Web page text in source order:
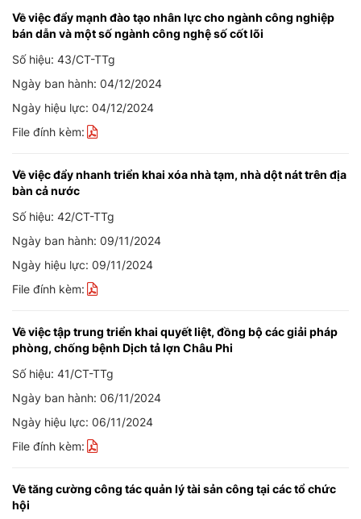
Về việc đẩy mạnh đào tạo nhân lực cho ngành công nghiệp
bán dẫn và một số ngành công nghệ số cốt lõi
Số hiệu: 43/CT-TTg
Ngày ban hành: 04/12/2024
Ngày hiệu lực: 04/12/2024
File đính kèm:
Về việc đẩy nhanh triển khai xóa nhà tạm, nhà dột nát trên địa
bàn cả nước
Số hiệu: 42/CT-TTg
Ngày ban hành: 09/11/2024
Ngày hiệu lực: 09/11/2024
File đính kèm:
Về việc tập trung triển khai quyết liệt, đồng bộ các giải pháp
phòng, chống bệnh Dịch tả lợn Châu Phi
Số hiệu: 41/CT-TTg
Ngày ban hành: 06/11/2024
Ngày hiệu lực: 06/11/2024
File đính kèm:
Về tăng cường công tác quản lý tài sản công tại các tổ chức
hội